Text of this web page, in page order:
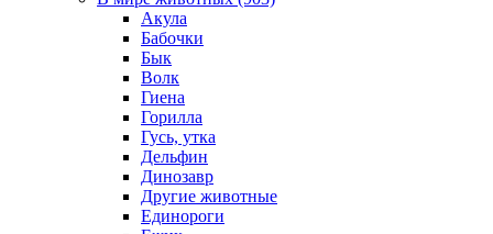
Акула
Бабочки
Бык
Волк
Гиена
Горилла
Гусь, утка
Дельфин
Динозавр
Другие животные
Единороги